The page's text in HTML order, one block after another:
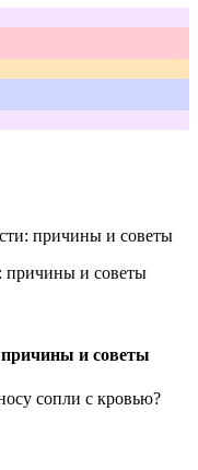
причины и советы
и советы
сопли с кровью?